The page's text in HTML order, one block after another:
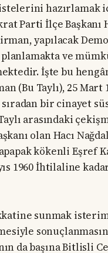
hazırlamak
Parti İlçe Başkanı
yapılacak
planlamakta ve
İşte bu
(Bu Taylı), 25
bir cinayet
arasındaki
olan Hacı
kökenli Eşref
1960 İhtilaline
sunmak isterim.
da başına Bitlisli